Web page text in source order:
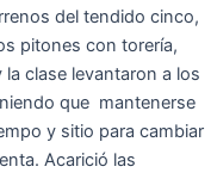
del tendido cinco,
pitones con torería,
clase levantaron a los
que mantenerse
y sitio para cambiar
Acarició las